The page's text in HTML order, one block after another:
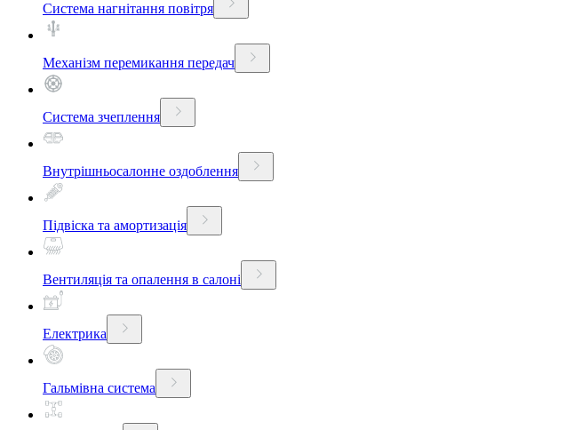
Система нагнітання повітря
Механізм перемикання передач
Система зчеплення
Внутрішньосалонне оздоблення
Підвіска та амортизація
Вентиляція та опалення в салоні
Електрика
Гальмівна система